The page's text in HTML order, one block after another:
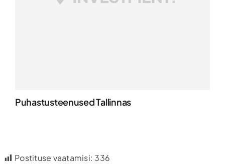
Puhastusteenused Tallinnas
Postituse vaatamisi: 336